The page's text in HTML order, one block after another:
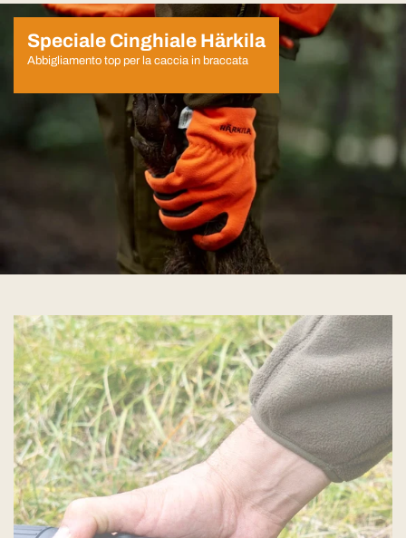
Speciale Cinghiale Härkila
Abbigliamento top per la caccia in braccata